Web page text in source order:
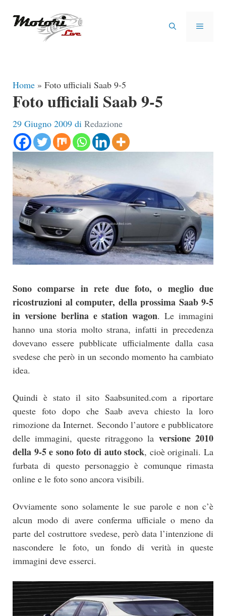
MENU
Home » Foto ufficiali Saab 9-5
Foto ufficiali Saab 9-5
29 Giugno 2009 di Redazione
Sono comparse in rete due foto, o meglio due
ricostruzioni al computer, della prossima Saab 9-5
in versione berlina e station wagon. Le immagini
hanno una storia molto strana, infatti in precedenza
dovevano essere pubblicate ufficialmente dalla casa
svedese che però in un secondo momento ha cambiato
idea.
Quindi è stato il sito Saabsunited.com a riportare
queste foto dopo che Saab aveva chiesto la loro
rimozione da Internet. Secondo l’autore e pubblicatore
delle immagini, queste ritraggono la versione 2010
della 9-5 e sono foto di auto stock, cioè originali. La
furbata di questo personaggio è comunque rimasta
online e le foto sono ancora visibili.
Ovviamente sono solamente le sue parole e non c’è
alcun modo di avere conferma ufficiale o meno da
parte del costruttore svedese, però data l’intenzione di
nascondere le foto, un fondo di verità in queste
immagini deve esserci.